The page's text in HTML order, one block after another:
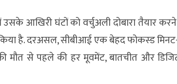
आखिरी घंटों को वर्चुअली दोबारा तैयार
है. दरअसल, सीबीआई एक बेहद फोकस्ड
मौत से पहले की हर मूवमेंट, बातचीत और